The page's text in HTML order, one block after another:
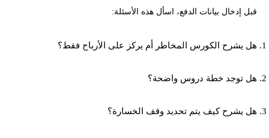
قبل إدخال بيانات الدفع، اسأل هذه الأسئلة:
هل يشرح الكورس المخاطر أم يركز على الأرباح فقط؟
هل توجد خطة دروس واضحة؟
هل يشرح كيف يتم تحديد وقف الخسارة؟